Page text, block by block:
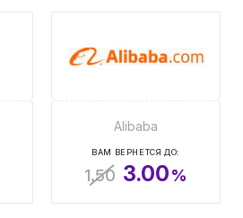
Alibaba
ВАМ ВЕРНЕТСЯ ДО:
1.50 3.00%